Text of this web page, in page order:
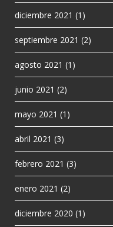
diciembre 2021 (1)
septiembre 2021 (2)
agosto 2021 (1)
junio 2021 (2)
mayo 2021 (1)
abril 2021 (3)
febrero 2021 (3)
enero 2021 (2)
diciembre 2020 (1)